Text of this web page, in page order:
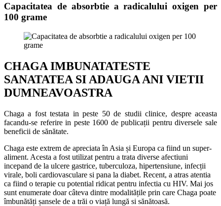
Capacitatea de absorbtie a radicalului oxigen per
100 grame
CHAGA IMBUNATATESTE
SANATATEA SI ADAUGA ANI VIETII
DUMNEAVOASTRA
Chaga a fost testata in peste 50 de studii clinice, despre aceasta
facandu-se referire in peste 1600 de publicații pentru diversele sale
beneficii de sănătate.
Chaga este extrem de apreciata în Asia și Europa ca fiind un super-
aliment. Acesta a fost utilizat pentru a trata diverse afectiuni
incepand de la ulcere gastrice, tuberculoza, hipertensiune, infecții
virale, boli cardiovasculare si pana la diabet. Recent, a atras atentia
ca fiind o terapie cu potential ridicat pentru infectia cu HIV. Mai jos
sunt enumerate doar câteva dintre modalitățile prin care Chaga poate
îmbunătăți șansele de a trăi o viață lungă si sănătoasă.